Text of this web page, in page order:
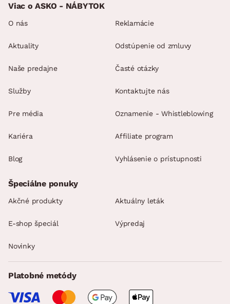
Viac o ASKO - NÁBYTOK
O nás
Aktuality
Naše predajne
Služby
Pre média
Kariéra
Blog
Reklamácie
Odstúpenie od zmluvy
Časté otázky
Kontaktujte nás
Oznamenie - Whistleblowing
Affiliate program
Vyhlásenie o prístupnosti
Špeciálne ponuky
Akčné produkty Aktuálny leták
E-shop špeciál Výpredaj
Novinky
Platobné metódy